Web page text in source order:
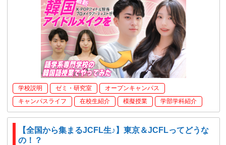
学校説明 ゼミ・研究室
オープンキャンパス
キャンパスライフ
在校生紹介 模擬授業 学部学科紹介
【全国から集まるJCFL生♪】東京＆JCFLってどうな
の！？